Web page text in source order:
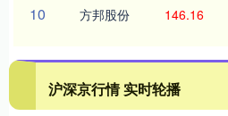
10 方邦股份 146.16
沪深京行情 实时轮播